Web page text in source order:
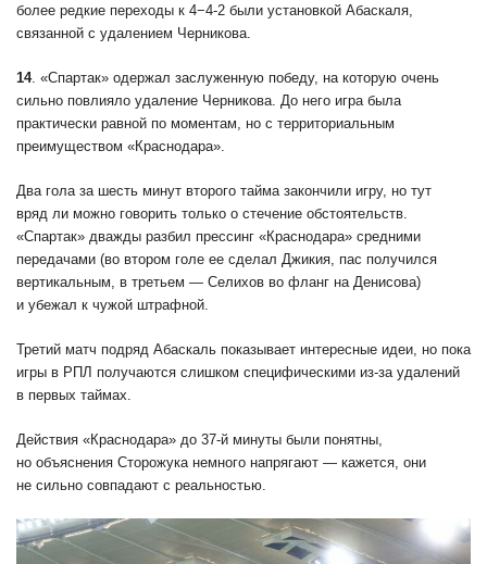
более редкие переходы к 4−4-2 были установкой Абаскаля,
связанной с удалением Черникова.
14. «Спартак» одержал заслуженную победу, на которую очень
сильно повлияло удаление Черникова. До него игра была
практически равной по моментам, но с территориальным
преимуществом «Краснодара».
Два гола за шесть минут второго тайма закончили игру, но тут
вряд ли можно говорить только о стечение обстоятельств.
«Спартак» дважды разбил прессинг «Краснодара» средними
передачами (во втором голе ее сделал Джикия, пас получился
вертикальным, в третьем — Селихов во фланг на Денисова)
и убежал к чужой штрафной.
Третий матч подряд Абаскаль показывает интересные идеи, но пока
игры в РПЛ получаются слишком специфическими из-за удалений
в первых таймах.
Действия «Краснодара» до 37-й минуты были понятны,
но объяснения Сторожука немного напрягают — кажется, они
не сильно совпадают с реальностью.